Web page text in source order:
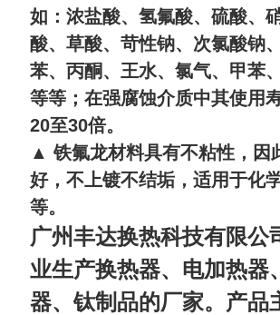
如：浓盐酸、氢氟酸、硫酸、
酸、草酸、苛性钠、次氯酸钠
苯、丙酮、王水、氯气、甲苯
等等；在强腐蚀介质中其使用
20至30倍。
▲ 铁氟龙材料具有不粘性，因
好，不上镀不结垢，适用于化
等。
广州丰达换热科技有限公
业生产换热器、电加热器
器、钛制品的厂家。产品